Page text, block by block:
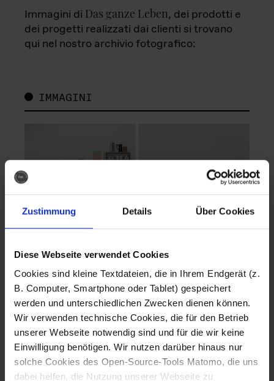
Zustimmung Details Über Cookies
Diese Webseite verwendet Cookies
Cookies sind kleine Textdateien, die in Ihrem Endgerät (z.
B. Computer, Smartphone oder Tablet) gespeichert
werden und unterschiedlichen Zwecken dienen können.
Wir verwenden technische Cookies, die für den Betrieb
unserer Webseite notwendig sind und für die wir keine
Einwilligung benötigen. Wir nutzen darüber hinaus nur
solche Cookies des Open-Source-Tools Matomo, die uns
dabei helfen, die Nutzung unserer Webseite zu
Immagini di Das ganze Leben, dei prodotti e
dei progetti realizzati dai clienti si trovano
qui nel nostro archivio fotografico:
IMMAGINI
Fotografo: Lorenz
Sternbach
Download
Fotografo: Lorenz
Sternbach
Download